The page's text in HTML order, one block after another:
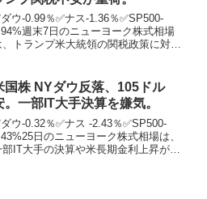
ダウ-0.99％✅ナス-1.36％✅SP500-
週末7日のニューヨーク株式相場
、トランプ米大統領の関税政策に対す
関税を課すとの考えを表明。市場では
相...
国株 NYダウ反落、105ドル
。一部IT大手決算を嫌気。
ダウ-0.32％✅ナス -2.43％✅SP500-
日のニューヨーク株式相場は、
部IT大手の決算や米長期金利上昇が嫌